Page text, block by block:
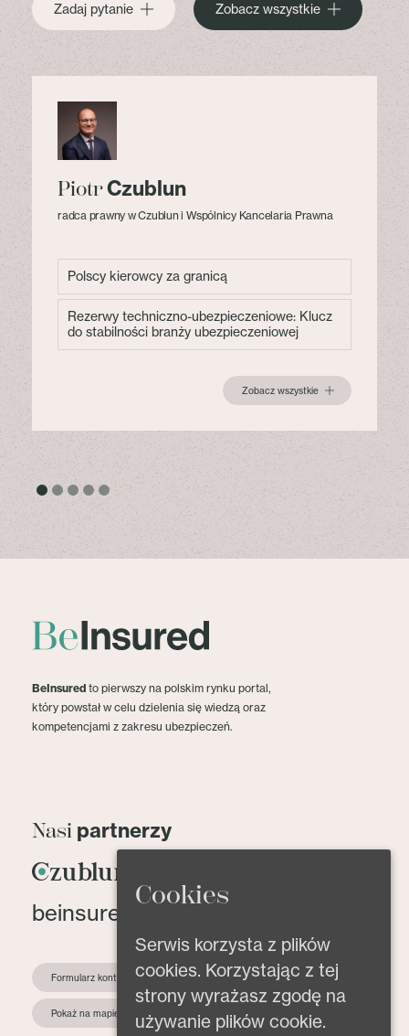
Zadaj pytanie Zobacz wszystkie
PiotrCzublun
radca prawny w Czublun i Wspólnicy Kancelaria Prawna
Polscy kierowcy za granicą
Rezerwy techniczno-ubezpieczeniowe: Klucz
do stabilności branży ubezpieczeniowej
Zobacz wszystkie
BeInsured to pierwszy na polskim rynku portal,
który powstał w celu dzielenia się wiedzą oraz
kompetencjami z zakresu ubezpieczeń.
Nasi partnerzy
beinsured@beinsured.pl
Formularz kontaktowy
Pokaż na mapie
Cookies
Serwis korzysta z plików
cookies. Korzystając z tej
strony wyrażasz zgodę na
używanie plików cookie.